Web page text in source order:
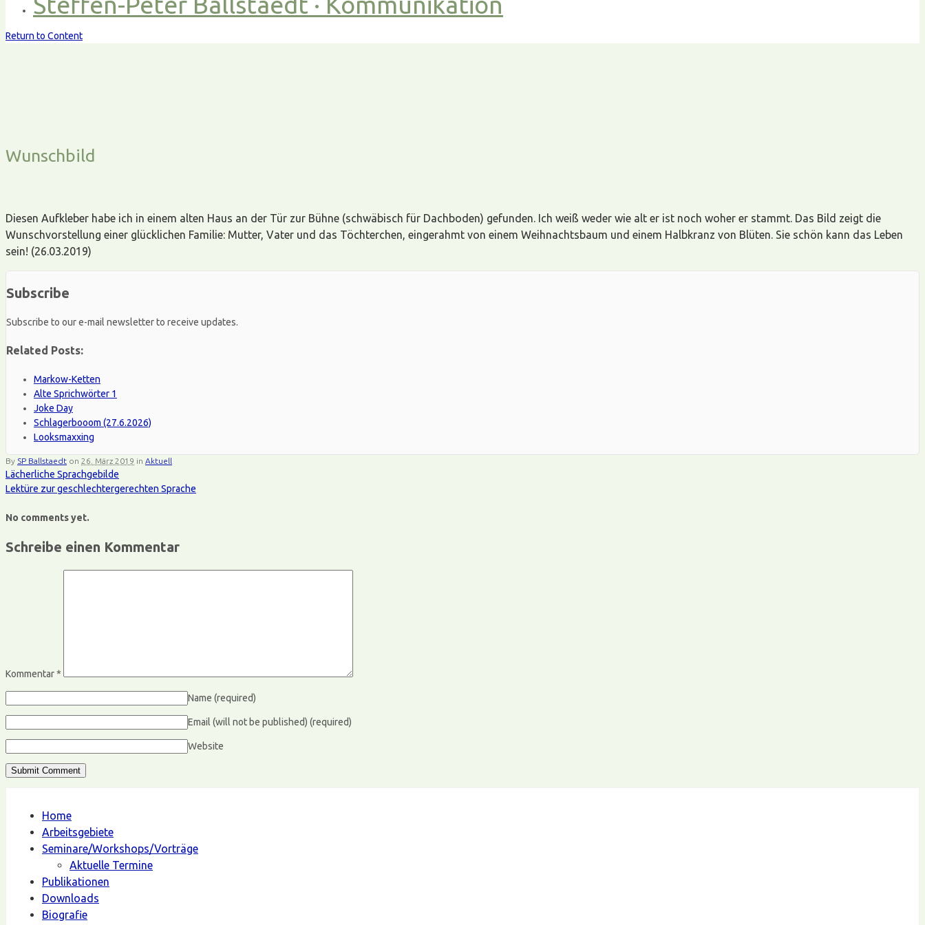
Return to Content
Wunschbild
Diesen Aufkleber habe ich in einem alten Haus an der Tür zur Bühne (schwäbisch für Dachboden) gefunden. Ich weiß weder wie alt er ist noch woher er stammt. Das Bild zeigt die
Wunschvorstellung einer glücklichen Familie: Mutter, Vater und das Töchterchen, eingerahmt von einem Weihnachtsbaum und einem Halbkranz von Blüten. Sie schön kann das Leben
sein! (26.03.2019)
Subscribe
Subscribe to our e-mail newsletter to receive updates.
Related Posts:
Markow-Ketten
Alte Sprichwörter 1
Joke Day
Schlagerbooom (27.6.2026)
Looksmaxxing
By SP Ballstaedt on 26. März 2019 in Aktuell
Lächerliche Sprachgebilde
Lektüre zur geschlechtergerechten Sprache
No comments yet.
Schreibe einen Kommentar
Kommentar*
Name (required)
Email (will not be published) (required)
Website
Home
Arbeitsgebiete
Seminare/Workshops/Vorträge
Aktuelle Termine
Publikationen
Downloads
Biografie